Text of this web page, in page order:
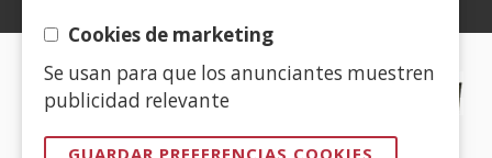
Cookies de marketing
Se usan para que los anunciantes muestren
publicidad relevante
GUARDAR PREFERENCIAS COOKIES
CERTIFICADOS DE CALIDAD
(Abre